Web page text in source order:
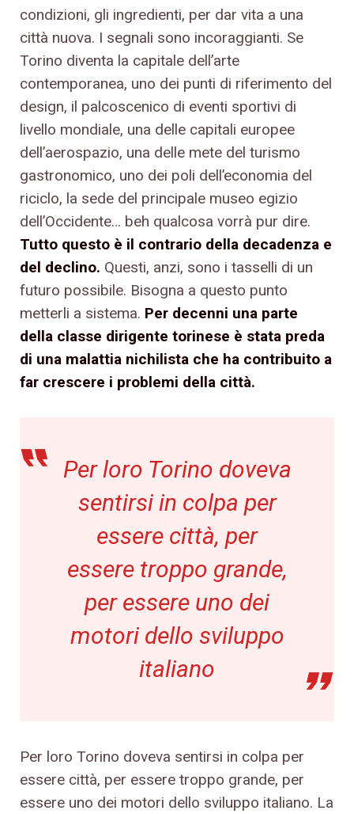
condizioni, gli ingredienti, per dar vita a una
città nuova. I segnali sono incoraggianti. Se
Torino diventa la capitale dell’arte
contemporanea, uno dei punti di riferimento del
design, il palcoscenico di eventi sportivi di
livello mondiale, una delle capitali europee
dell’aerospazio, una delle mete del turismo
gastronomico, uno dei poli dell’economia del
riciclo, la sede del principale museo egizio
dell’Occidente… beh qualcosa vorrà pur dire.
Tutto questo è il contrario della decadenza e
del declino. Questi, anzi, sono i tasselli di un
futuro possibile. Bisogna a questo punto
metterli a sistema. Per decenni una parte
della classe dirigente torinese è stata preda
di una malattia nichilista che ha contribuito a
far crescere i problemi della città.
Per loro Torino doveva
sentirsi in colpa per
essere città, per
essere troppo grande,
per essere uno dei
motori dello sviluppo
italiano
Per loro Torino doveva sentirsi in colpa per
essere città, per essere troppo grande, per
essere uno dei motori dello sviluppo italiano. La